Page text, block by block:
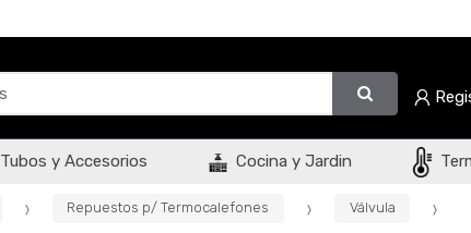
Tubos y Accesorios Cocina y Jardin
Repuestos p/ Termocalefones Válvula